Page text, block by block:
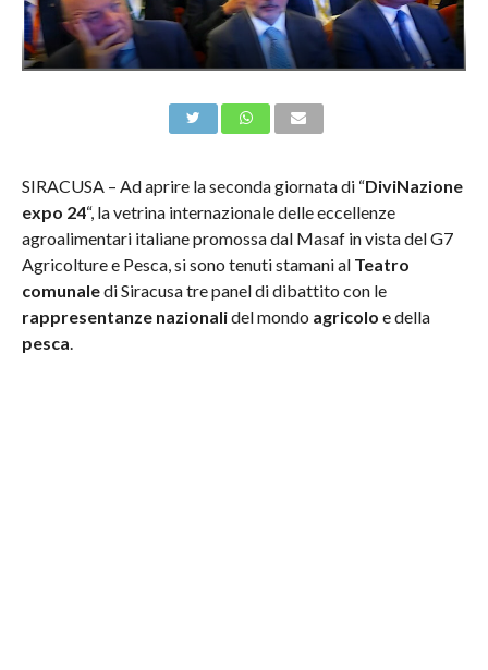
SIRACUSA – Ad aprire la seconda giornata di “DiviNazione
expo 24“, la vetrina internazionale delle eccellenze
agroalimentari italiane promossa dal Masaf in vista del G7
Agricolture e Pesca, si sono tenuti stamani al Teatro
comunaledi Siracusa tre panel di dibattito con le
rappresentanze nazionalidel mondo agricolo e della
pesca.